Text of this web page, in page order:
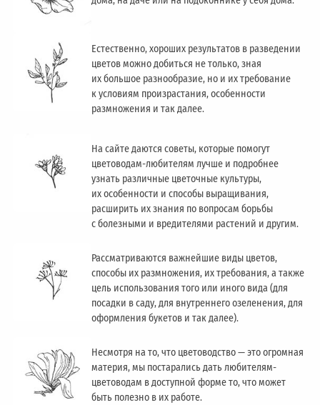
Естественно, хороших результатов в разведении
цветов можно добиться не только, зная
их большое разнообразие, но и их требование
к условиям произрастания, особенности
размножения и так далее.
На сайте даются советы, которые помогут
цветоводам-любителям лучше и подробнее
узнать различные цветочные культуры,
их особенности и способы выращивания,
расширить их знания по вопросам борьбы
с болезными и вредителями растений и другим.
Рассматриваются важнейшие виды цветов,
способы их размножения, их требования, а также
цель использования того или иного вида (для
посадки в саду, для внутреннего озеленения, для
оформления букетов и так далее).
Несмотря на то, что цветоводство — это огромная
материя, мы постарались дать любителям-
цветоводам в доступной форме то, что может
быть полезно в их работе.